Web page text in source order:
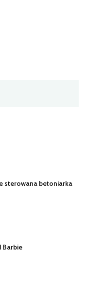
sterowana betoniarka
Barbie